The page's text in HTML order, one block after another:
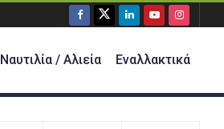
Ναυτιλία / Αλιεία Εναλλακτικά